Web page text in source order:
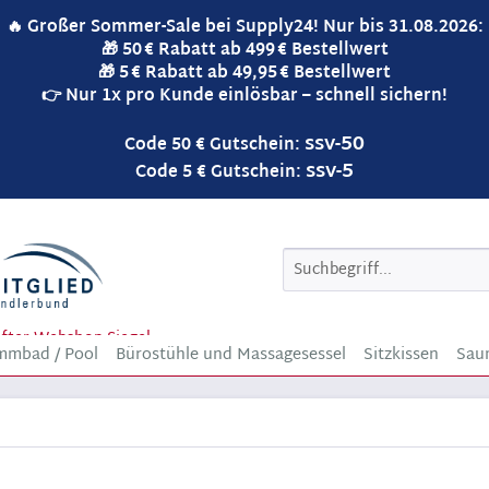
🔥 Großer Sommer-Sale bei Supply24! Nur bis 31.08.2026:
🎁 50 € Rabatt ab 499 € Bestellwert
🎁 5 € Rabatt ab 49,95 € Bestellwert
👉 Nur 1x pro Kunde einlösbar – schnell sichern!
Code 50 € Gutschein: ssv-50
Code 5 € Gutschein: ssv-5
/ Pool Bürostühle und Massagesessel Sitzkissen